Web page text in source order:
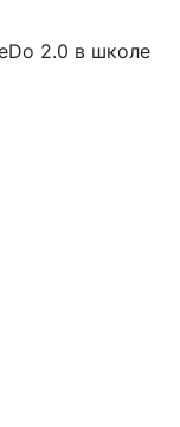
2.0 в школе